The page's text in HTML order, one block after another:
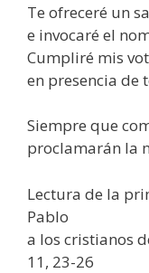
Te ofreceré un
e invocaré el
Cumpliré mis
en presencia de
Siempre que
proclamarán la
Lectura de la
Pablo
a los cristianos
11, 23-26